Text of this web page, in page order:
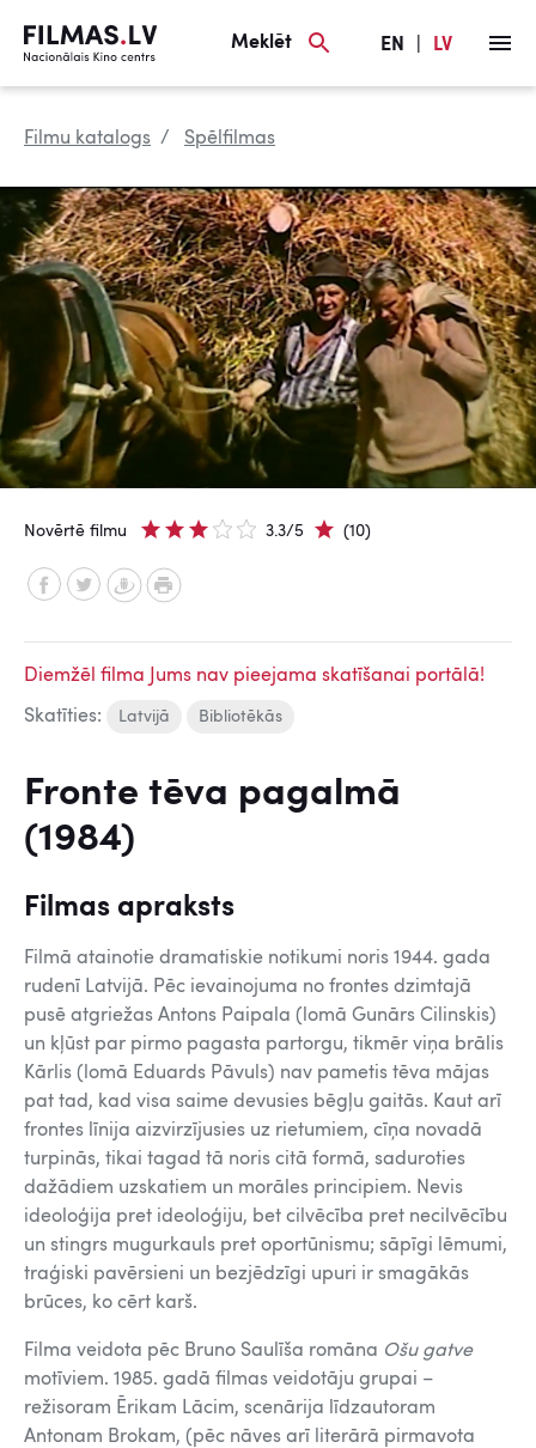
Meklēt EN LV
Filmu katalogs Spēlfilmas
Novērtē filmu 3.3/5 (10)
Diemžēl filma Jums nav pieejama skatīšanai portālā!
Skatīties: Latvijā Bibliotēkās
Fronte tēva pagalmā
(1984)
Filmas apraksts
Filmā atainotie dramatiskie notikumi noris 1944. gada
rudenī Latvijā. Pēc ievainojuma no frontes dzimtajā
pusē atgriežas Antons Paipala (lomā Gunārs Cilinskis)
un kļūst par pirmo pagasta partorgu, tikmēr viņa brālis
Kārlis (lomā Eduards Pāvuls) nav pametis tēva mājas
pat tad, kad visa saime devusies bēgļu gaitās. Kaut arī
frontes līnija aizvirzījusies uz rietumiem, cīņa novadā
turpinās, tikai tagad tā noris citā formā, saduroties
dažādiem uzskatiem un morāles principiem. Nevis
ideoloģija pret ideoloģiju, bet cilvēcība pret necilvēcību
un stingrs mugurkauls pret oportūnismu; sāpīgi lēmumi,
traģiski pavērsieni un bezjēdzīgi upuri ir smagākās
brūces, ko cērt karš.
Filma veidota pēc Bruno Saulīša romāna Ošu gatve
motīviem. 1985. gadā filmas veidotāju grupai –
režisoram Ērikam Lācim, scenārija līdzautoram
Antonam Brokam, (pēc nāves arī literārā pirmavota